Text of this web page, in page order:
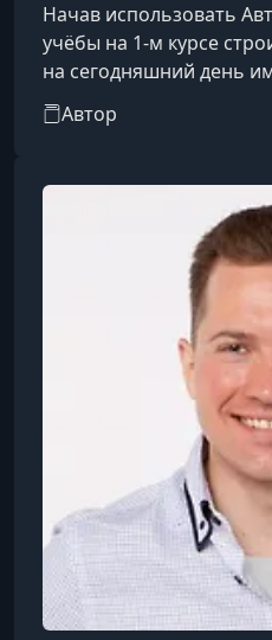
Начав использовать
учёбы на 1-м курсе
на сегодняшний день
разносторонний опыт
опыт
создал для вас
Автор